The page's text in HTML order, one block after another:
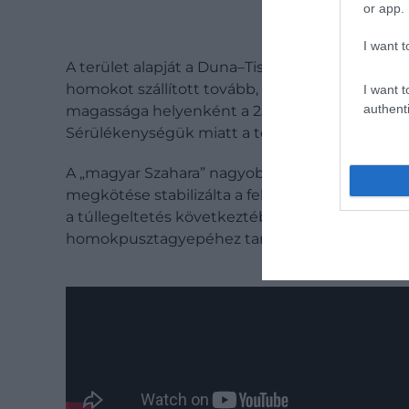
or app.
I want
I want
A terület alapját a Duna–Tisza közi
homokot szállított tovább, majd hullámzó
magassága helyenként a 25 métert is eléri, és
Sérülékenységük miatt a terület fokozottan
A „magyar Szahara” nagyobb része
megkötése stabilizálta a felszínt. A
a túllegeltetés következtében. Ma a
homokpusztagyepéhez tartoznak, így